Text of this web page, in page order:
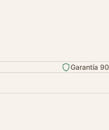
Garantía